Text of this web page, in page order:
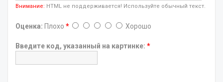
Внимание: HTML не поддерживается! Используйте обычный текст.
Оценка: Плохо * Хорошо
Введите код, указанный на картинке: *